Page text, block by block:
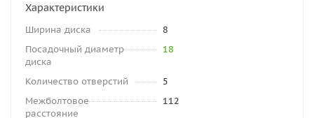
Характеристики
Ширина диска
8
Посадочный диаметр
диска
18
Количество отверстий
5
Межболтовое
расстояние
112